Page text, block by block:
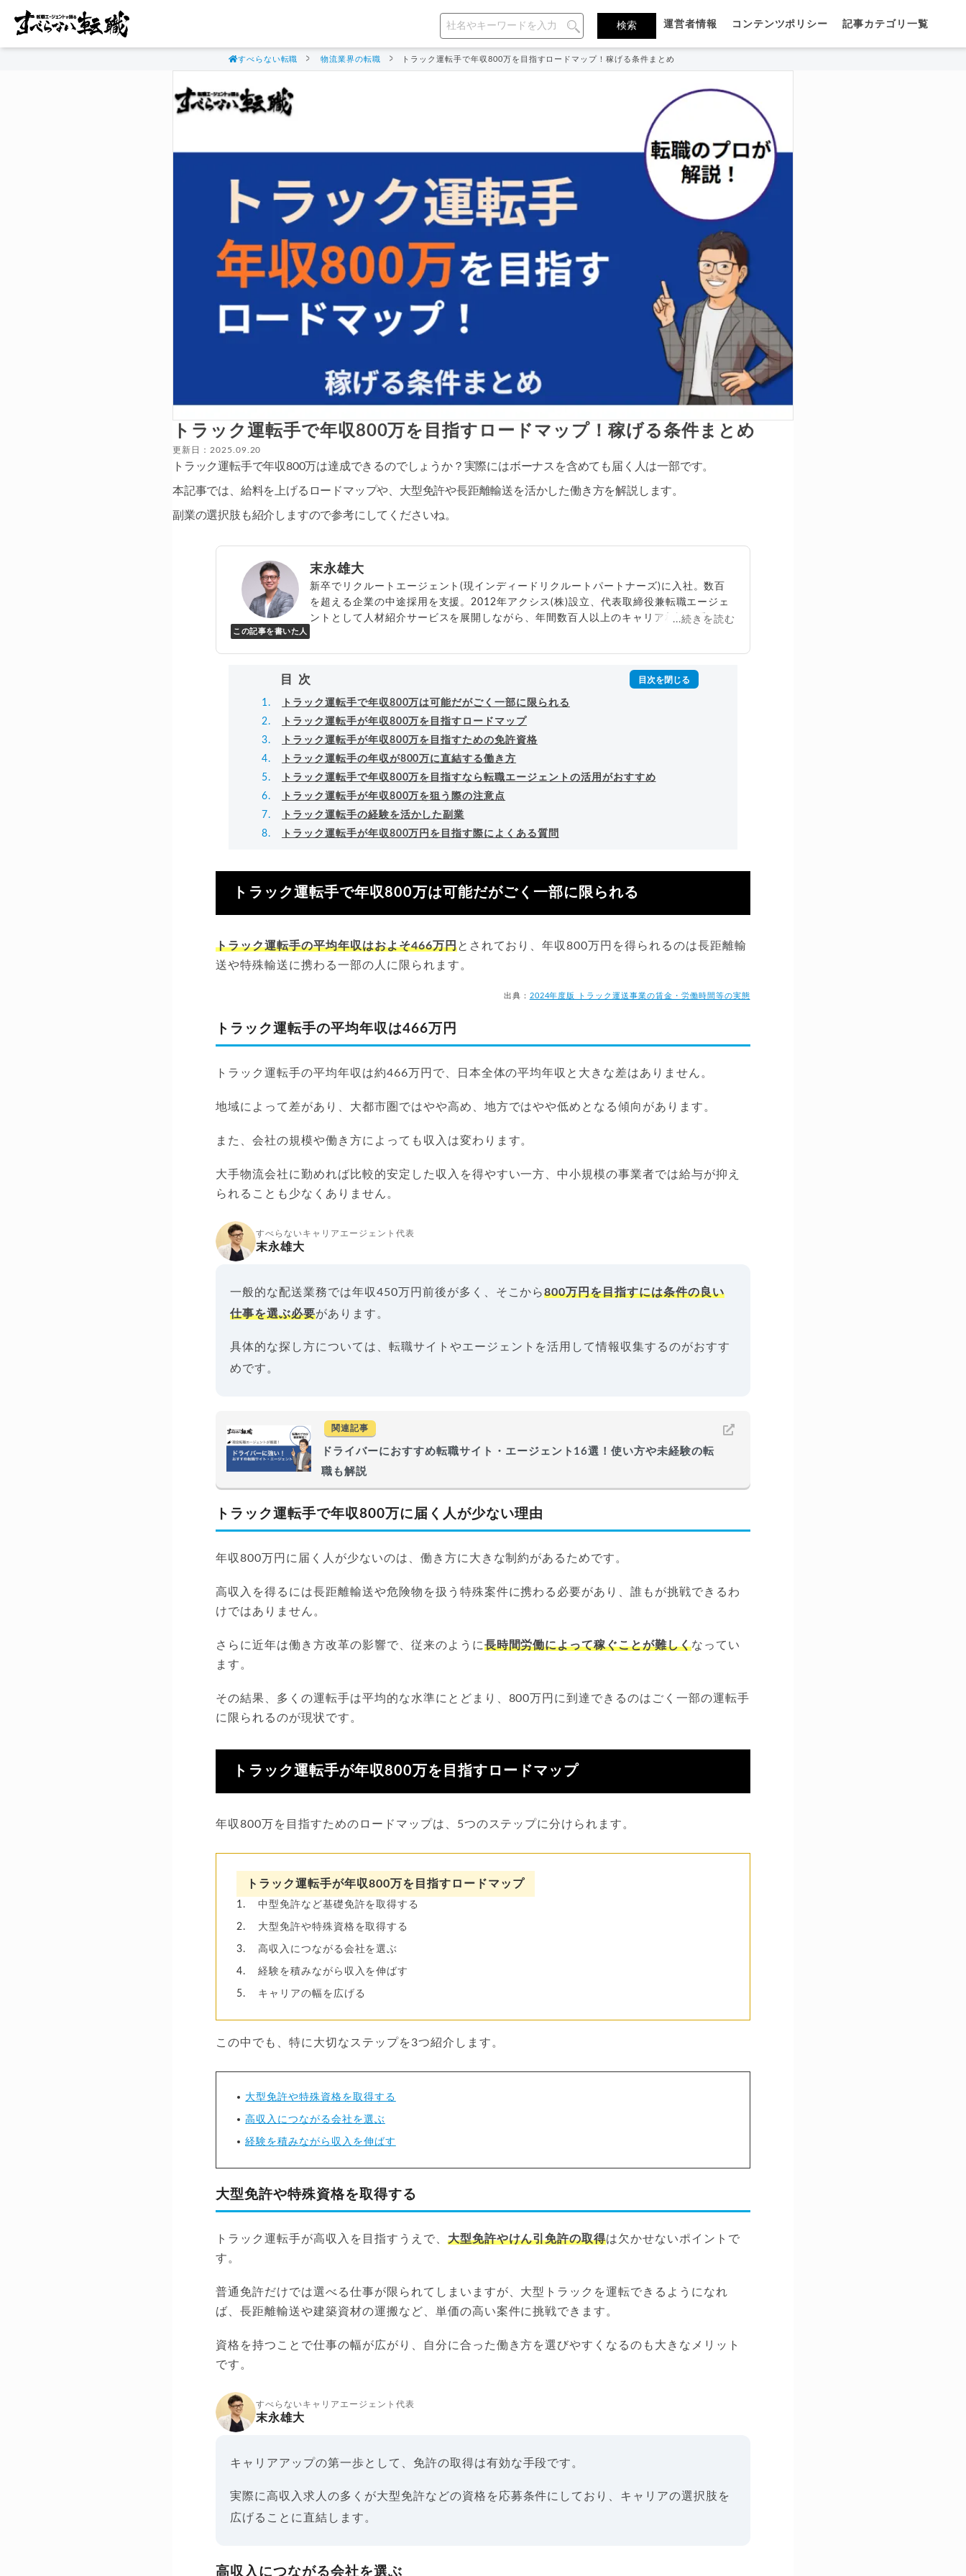
運営者情報 コンテンツポリシー 記事カテゴリ一覧
すべらない転職 物流業界の転職 トラック運転手で年収800万を目指すロードマップ！稼げる条件まとめ
トラック運転手で年収800万を目指すロードマップ！稼げる条件まとめ
更新日：2025.09.20
トラック運転手で年収800万は達成できるのでしょうか？実際にはボーナスを含めても届く人は一部です。
本記事では、給料を上げるロードマップや、大型免許や長距離輸送を活かした働き方を解説します。
副業の選択肢も紹介しますので参考にしてくださいね。
この記事を書いた人
末永雄大
新卒でリクルートエージェント(現インディードリクルートパートナーズ)に入社。数百
を超える企業の中途採用を支援。2012年アクシス(株)設立、代表取締役兼転職エージェ
ントとして人材紹介サービスを展開しながら、年間数百人以上のキャリア相談に乗る。
...続きを読む
目次
トラック運転手で年収800万は可能だがごく一部に限られる
トラック運転手が年収800万を目指すロードマップ
トラック運転手が年収800万を目指すための免許資格
トラック運転手の年収が800万に直結する働き方
トラック運転手で年収800万を目指すなら転職エージェントの活用がおすすめ
トラック運転手が年収800万を狙う際の注意点
トラック運転手の経験を活かした副業
トラック運転手が年収800万円を目指す際によくある質問
トラック運転手で年収800万は可能だがごく一部に限られる
トラック運転手の平均年収はおよそ466万円とされており、年収800万円を得られるのは長距離輸
送や特殊輸送に携わる一部の人に限られます。
出典： 2024年度版 トラック運送事業の賃金・労働時間等の実態
トラック運転手の平均年収は466万円
トラック運転手の平均年収は約466万円で、日本全体の平均年収と大きな差はありません。
地域によって差があり、大都市圏ではやや高め、地方ではやや低めとなる傾向があります。
また、会社の規模や働き方によっても収入は変わります。
大手物流会社に勤めれば比較的安定した収入を得やすい一方、中小規模の事業者では給与が抑え
られることも少なくありません。
すべらないキャリアエージェント代表
末永雄大
一般的な配送業務では年収450万円前後が多く、そこから800万円を目指すには条件の良い
仕事を選ぶ必要があります。
具体的な探し方については、転職サイトやエージェントを活用して情報収集するのがおすす
めです。
関連記事
ドライバーにおすすめ転職サイト・エージェント16選！使い方や未経験の転
職も解説
トラック運転手で年収800万に届く人が少ない理由
年収800万円に届く人が少ないのは、働き方に大きな制約があるためです。
高収入を得るには長距離輸送や危険物を扱う特殊案件に携わる必要があり、誰もが挑戦できるわ
けではありません。
さらに近年は働き方改革の影響で、従来のように長時間労働によって稼ぐことが難しくなってい
ます。
その結果、多くの運転手は平均的な水準にとどまり、800万円に到達できるのはごく一部の運転手
に限られるのが現状です。
トラック運転手が年収800万を目指すロードマップ
年収800万を目指すためのロードマップは、5つのステップに分けられます。
トラック運転手が年収800万を目指すロードマップ
中型免許など基礎免許を取得する
大型免許や特殊資格を取得する
高収入につながる会社を選ぶ
経験を積みながら収入を伸ばす
キャリアの幅を広げる
この中でも、特に大切なステップを3つ紹介します。
大型免許や特殊資格を取得する
高収入につながる会社を選ぶ
経験を積みながら収入を伸ばす
大型免許や特殊資格を取得する
トラック運転手が高収入を目指すうえで、 大型免許やけん引免許の取得は欠かせないポイントで
す。
普通免許だけでは選べる仕事が限られてしまいますが、大型トラックを運転できるようになれ
ば、長距離輸送や建築資材の運搬など、単価の高い案件に挑戦できます。
資格を持つことで仕事の幅が広がり、自分に合った働き方を選びやすくなるのも大きなメリット
です。
すべらないキャリアエージェント代表
末永雄大
キャリアアップの第一歩として、免許の取得は有効な手段です。
実際に高収入求人の多くが大型免許などの資格を応募条件にしており、キャリアの選択肢を
広げることに直結します。
高収入につながる会社を選ぶ